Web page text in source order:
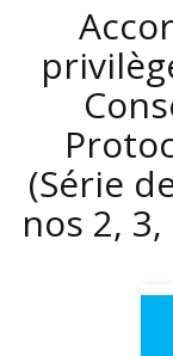
(Série
nos 2,